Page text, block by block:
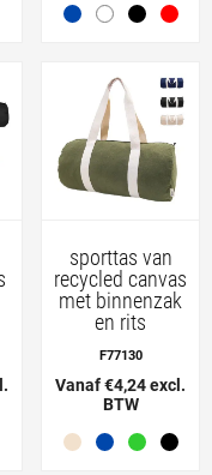
sporttas van
recycled canvas
met binnenzak
en rits
F77130
Vanaf €4,24 excl.
BTW